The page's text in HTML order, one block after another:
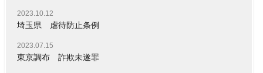
2023.10.12
埼玉県 虐待防止条例
2023.07.15
東京調布 詐欺未遂罪